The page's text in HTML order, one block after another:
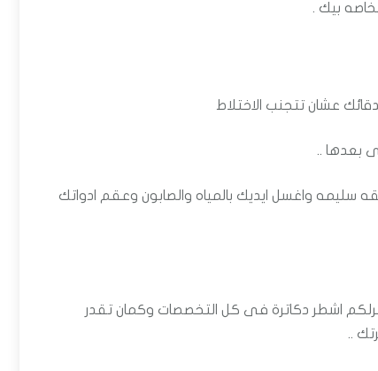
بيك .
عشان تتجنب الاختلاط
بعدها ..
سليمه واغسل ايديك بالمياه والصابون وعقم ادواتك
اشطر دكاترة فى كل التخصصات وكمان تقدر
..